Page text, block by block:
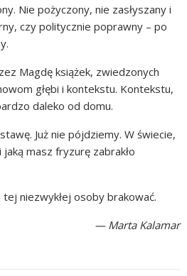
Nie pożyczony, nie zasłyszany i
czy politycznie poprawny – po
Magdę książek, zwiedzonych
głębi i kontekstu. Kontekstu,
daleko od domu.
Już nie pójdziemy. W świecie,
masz fryzurę zabrakło
niezwykłej osoby brakować.
— Marta Kalamar